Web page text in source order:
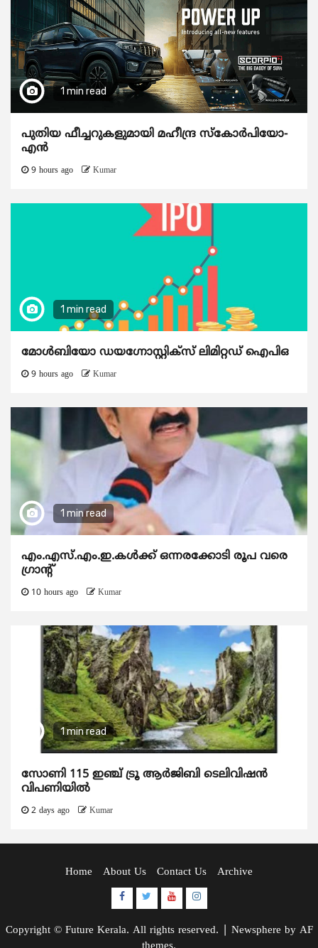
1 min read
പുതിയ ഫീച്ചറുകളുമായി മഹീന്ദ്ര സ്കോർപിയോ-
എൻ
9 hours ago Kumar
1 min read
മോൾബിയോ ഡയഗ്നോസ്റ്റിക്സ് ലിമിറ്റഡ് ഐപിഒ
9 hours ago Kumar
1 min read
എം.എസ്.എം.ഇ.കൾക്ക് ഒന്നരക്കോടി രൂപ വരെ
ഗ്രാന്റ്
10 hours ago Kumar
1 min read
സോണി 115 ഇഞ്ച് ട്രൂ ആർജിബി ടെലിവിഷൻ
വിപണിയിൽ
2 days ago Kumar
Home About Us Contact Us Archive
Facebook
TwitterYoutubeInstagram
Copyright © Future Kerala. All rights reserved. Newsphere by AF